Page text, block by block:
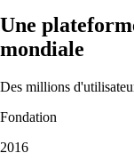
Une
mondiale
Des millions
Fondation
2016